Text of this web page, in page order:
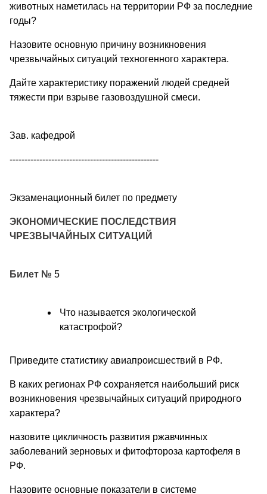
животных наметилась на территории РФ за последние
годы?
Назовите основную причину возникновения
чрезвычайных ситуаций техногенного характера.
Дайте характеристику поражений людей средней
тяжести при взрыве газовоздушной смеси.
Зав. кафедрой
--------------------------------------------------
Экзаменационный билет по предмету
ЭКОНОМИЧЕСКИЕ ПОСЛЕДСТВИЯ
ЧРЕЗВЫЧАЙНЫХ СИТУАЦИЙ
Билет № 5
Что называется экологической
катастрофой?
Приведите статистику авиапроисшествий в РФ.
В каких регионах РФ сохраняется наибольший риск
возникновения чрезвычайных ситуаций природного
характера?
назовите цикличность развития ржавчинных
заболеваний зерновых и фитофтороза картофеля в
РФ.
Назовите основные показатели в системе